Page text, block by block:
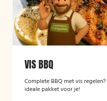
VIS BBQ
Complete BBQ met vis
ideale pakket voor je!